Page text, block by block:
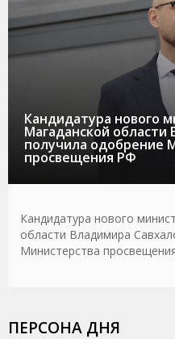
Кандидатура нового
Магаданской области
получила одобрение
просвещения РФ
Кандидатура нового
области Владимира
Министерства
ПЕРСОНА ДНЯ